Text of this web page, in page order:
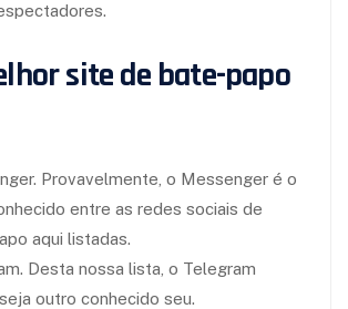
site de bate-papo
Provavelmente, o Messenger é o
entre as redes sociais de
aqui listadas.
Desta nossa lista, o Telegram
outro conhecido seu.